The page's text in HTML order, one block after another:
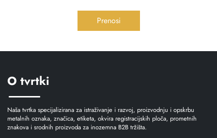
Prenosi
O tvrtki
Naša tvrtka specijalizirana za istraživanje i razvoj, proizvodnju i opskrbu
metalnih oznaka, značica, etiketa, okvira registracijskih ploča, prometnih
znakova i srodnih proizvoda za inozemna B2B tržišta.